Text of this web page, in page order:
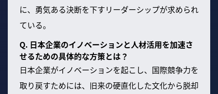
に、勇気ある決断を下すリーダーシップが求められ
ている。
Q. 日本企業のイノベーションと人材活用を加速さ
せるための具体的な方策とは？
日本企業がイノベーションを起こし、国際競争力を
取り戻すためには、旧来の硬直化した文化から脱却